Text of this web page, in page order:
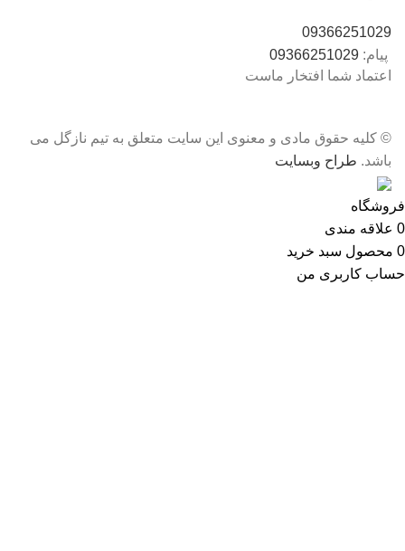
09366251029
پیام: 09366251029
اعتماد شما افتخار ماست
© کلیه حقوق مادی و معنوی این سایت متعلق به تیم نازگل می
باشد. طراح وبسایت
فروشگاه
0 علاقه مندی
0 محصول سبد خرید
حساب کاربری من